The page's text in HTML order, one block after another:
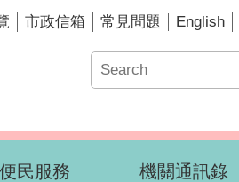
市政信箱 常見問題 English
便民服務 機關通訊錄